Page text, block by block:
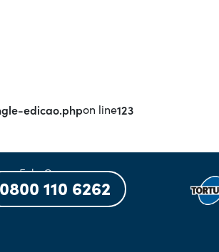
edicao.phpon line123
Fale Conosco:
0800 110 6262